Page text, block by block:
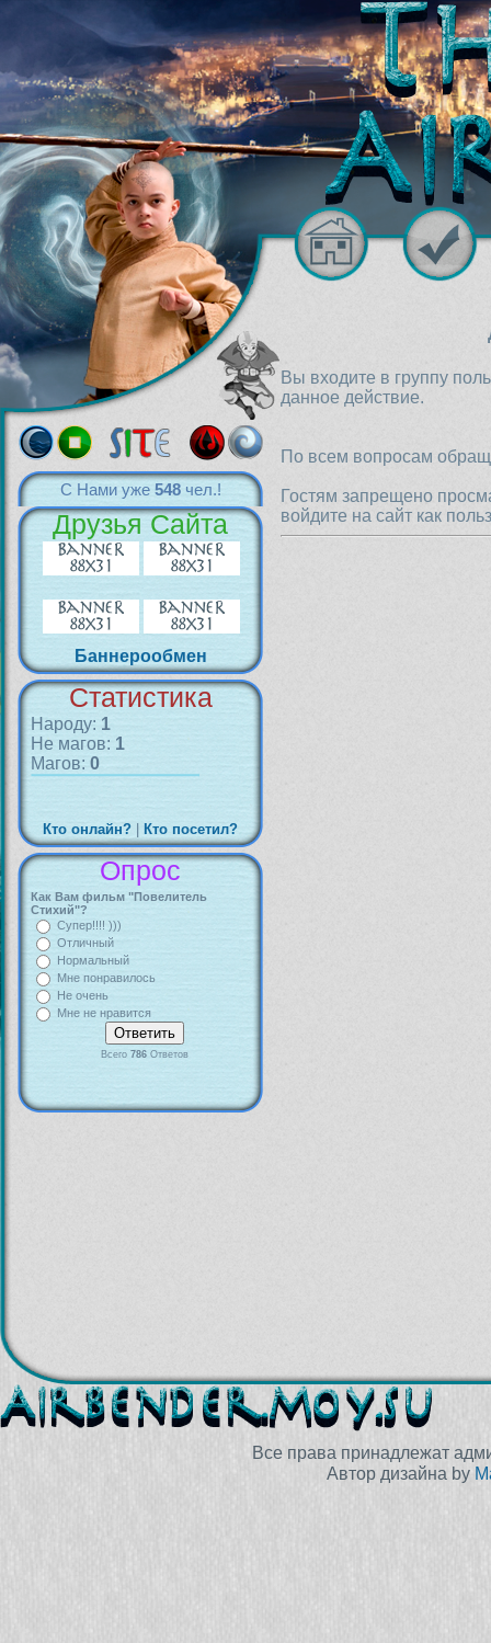
С Нами уже 548чел.!
Друзья Сайта
Баннерообмен
Статистика
Народу: 1
Не магов: 1
Магов: 0
Кто онлайн? Кто посетил?
Опрос
Как Вам фильм "Повелитель
Стихий"?
Супер!!!! )))
Отличный
Нормальный
Мне понравилось
Не очень
Мне не нравится
Всего 786Ответов
Вы входите в группу
данное действие.
По всем вопросам
Гостям запрещено
войдите на сайт как
Все права принадлежат
Автор дизайна by